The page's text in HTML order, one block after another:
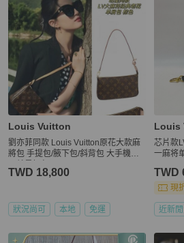
Louis Vuitton
劉亦菲同款 Louis Vuitton原花大款麻
將包 手提包/腋下包/斜背包 大手機可
TWD 18,800
狀況尚可 本地 免運
Louis
芯片款
一麻将
TWD
現
近新